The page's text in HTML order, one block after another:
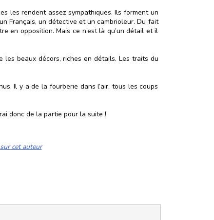
les rendent assez sympathiques. Ils forment un
Français, un détective et un cambrioleur. Du fait
en opposition. Mais ce n’est là qu’un détail et il
les beaux décors, riches en détails. Les traits du
Il y a de la fourberie dans l’air, tous les coups
donc de la partie pour la suite !
cet auteur